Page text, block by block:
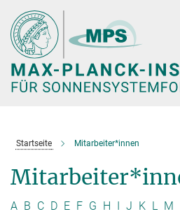
Hauptinhalt
Startseite Mitarbeiter*innen
A B C D E F G H I J K L M